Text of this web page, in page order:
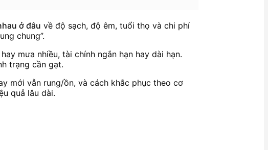
ở đâu về độ sạch, độ êm, tuổi thọ và chi phí
chung”.
mưa nhiều, tài chính ngắn hạn hay dài hạn.
trạng cần gạt.
mới vẫn rung/ồn, và cách khắc phục theo cơ
quả lâu dài.